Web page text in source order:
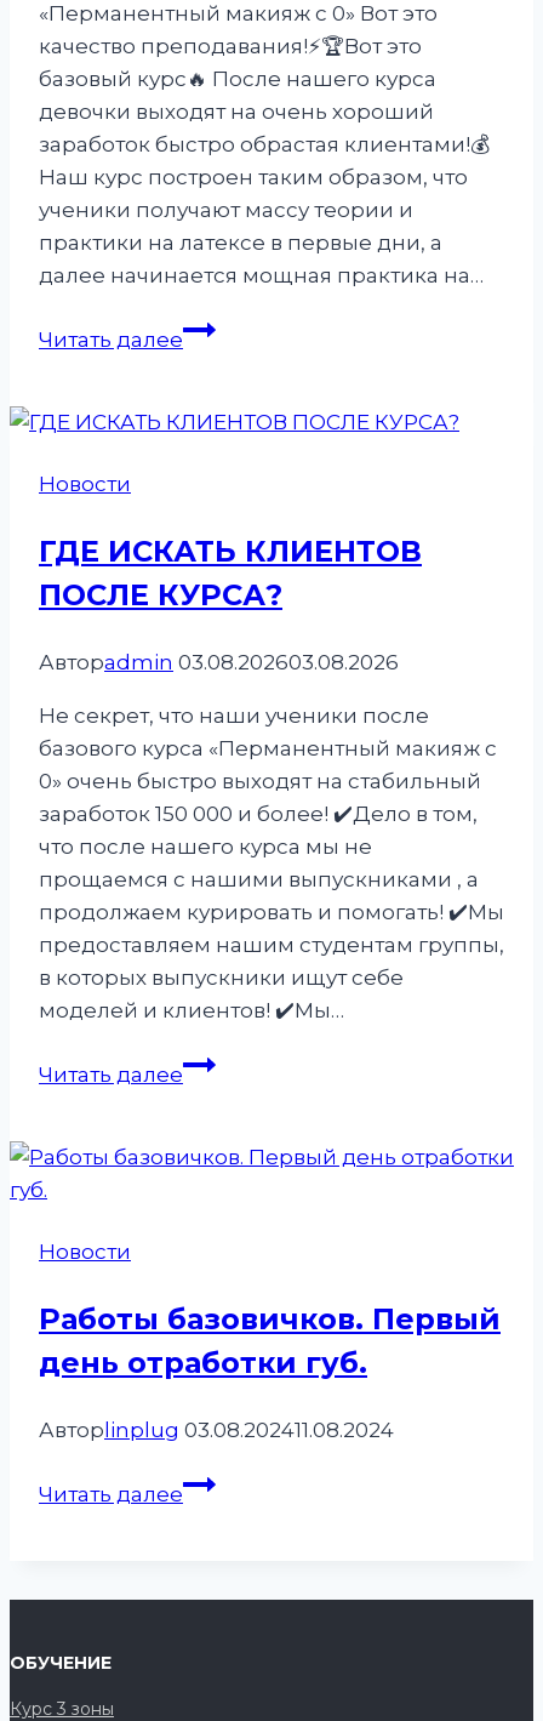
«Перманентный макияж с 0» Вот это
качество преподавания!⚡️🏆Вот это
базовый курс🔥 После нашего курса
девочки выходят на очень хороший
заработок быстро обрастая клиентами!💰
Наш курс построен таким образом, что
ученики получают массу теории и
практики на латексе в первые дни, а
далее начинается мощная практика на…
Читать далееЗавершен
#222
0.
Новости
ГДЕ ИСКАТЬ КЛИЕНТОВ
ПОСЛЕ КУРСА?
Авторadmin 03.08.202603.08.2026
Не секрет, что наши ученики после
базового курса «Перманентный макияж с
0» очень быстро выходят на стабильный
заработок 150 000 и более! ✔️Дело в том,
что после нашего курса мы не
прощаемся с нашими выпускниками , а
продолжаем курировать и помогать! ✔️Мы
предоставляем нашим студентам группы,
в которых выпускники ищут себе
моделей и клиентов! ✔️Мы…
Читать далееГДЕ
ПОСЛЕ
Новости
Работы базовичков. Первый
день отработки губ.
Автор linplug 03.08.202411.08.2024
Читать далееРаботы
ОБУЧЕНИЕ
Курс 3 зоны